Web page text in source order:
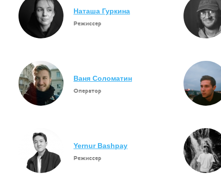
Наташа Гуркина
Режиссер
Ваня Соломатин
Оператор
Yernur Bashpay
Режиссер